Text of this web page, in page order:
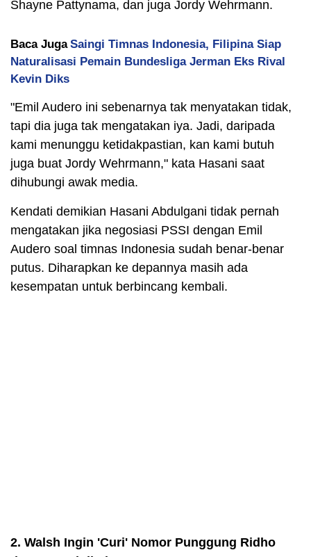
Shayne Pattynama, dan juga Jordy Wehrmann.
Baca Juga Saingi Timnas Indonesia, Filipina Siap
Naturalisasi Pemain Bundesliga Jerman Eks Rival
Kevin Diks
"Emil Audero ini sebenarnya tak menyatakan tidak,
tapi dia juga tak mengatakan iya. Jadi, daripada
kami menunggu ketidakpastian, kan kami butuh
juga buat Jordy Wehrmann," kata Hasani saat
dihubungi awak media.
Kendati demikian Hasani Abdulgani tidak pernah
mengatakan jika negosiasi PSSI dengan Emil
Audero soal timnas Indonesia sudah benar-benar
putus. Diharapkan ke depannya masih ada
kesempatan untuk berbincang kembali.
2. Walsh Ingin 'Curi' Nomor Punggung Ridho